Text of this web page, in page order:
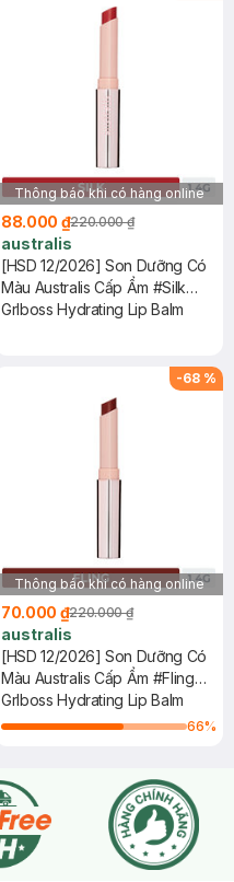
Thông báo khi có hàng online
88.000 ₫220.000 ₫
australis
[HSD 12/2026] Son Dưỡng Có
Màu Australis Cấp Ẩm #Silk
1.4g
Grlboss Hydrating Lip Balm
-68 %
Thông báo khi có hàng online
70.000 ₫220.000 ₫
australis
[HSD 12/2026] Son Dưỡng Có
Màu Australis Cấp Ẩm #Fling
1.4g
Grlboss Hydrating Lip Balm
66%